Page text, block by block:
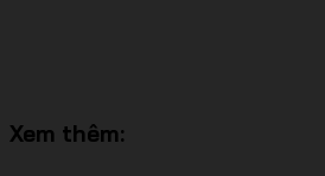
Xem thêm: